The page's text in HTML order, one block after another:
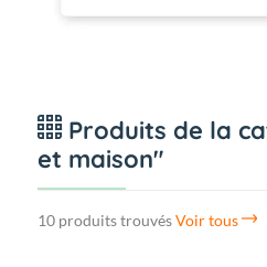
Produits de la
et maison"
10 produits trouvésVoir tous